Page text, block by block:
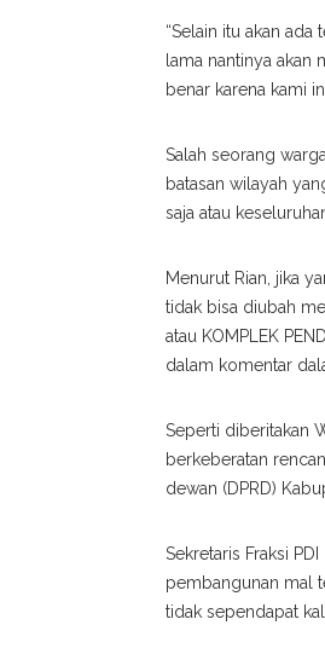
“Selain itu akan
lama nantinya akan
benar karena kami
Salah seorang
batasan wilayah
saja atau
Menurut Rian, jika
tidak bisa diubah
atau KOMPLEK
dalam komentar
Seperti diberitakan
berkeberatan
dewan (DPRD)
Sekretaris Fraksi
pembangunan mal
tidak sependapat